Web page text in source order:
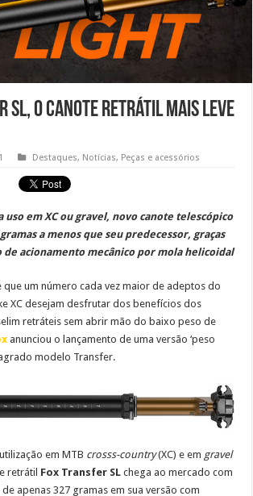
SL, o canote retrátil mais leve
Destaques, Notícias, Peças e acessórios
uso em XC ou gravel, novo canote telescópico
a menos que seu predecessor, graças
de acionamento mecânico por mola helicoidal
que um número cada vez maior de adeptos do
XC desejam desfrutar dos benefícios dos
retráteis sem abrir mão do baixo peso de
anunciou o lançamento de uma versão ‘peso
modelo Transfer.
em MTB crosss-country(XC) e em gravel
retrátil Fox Transfer SL chega ao mercado com
apenas 327 gramas em sua versão com